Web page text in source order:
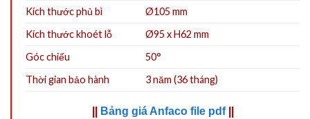
Kích thước phủ bì
Ø105 mm
Kích thước khoét lỗ
Ø95 x H62 mm
Góc chiếu
50°
Thời gian bảo hành
3 năm (36 tháng)
Bảng giá Anfaco file pdf